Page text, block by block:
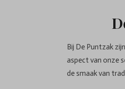
Bij De Puntzak
aspect van onze
de smaak van